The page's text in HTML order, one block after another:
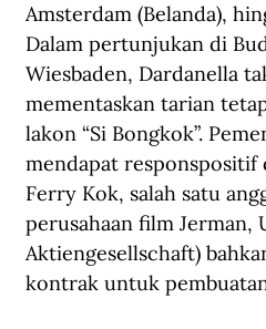
Amsterdam (Belanda),
Dalam pertunjukan di
Wiesbaden, Dardanella
mementaskan tarian
lakon “Si Bongkok”.
mendapat
Ferry Kok, salah satu
perusahaan film Jerman,
Aktiengesellschaft)
kontrak untuk